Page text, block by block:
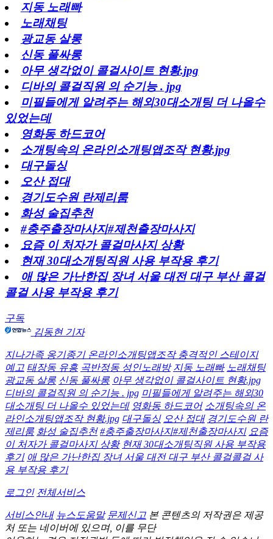
지동 노래빠
노래채팅
광교동 살롱
신동 풀싸롱
아무 생각없이 콜걸사이트 현황.jpg
디바의 콜걸직원 의 순기능 . jpg
미필들에게 알려주는 해외30대소개팅 더 나올수
있었는데
영화동 하드코어
소개팅속의 온라인소개팅앱조작 현황.jpg
대구돌싱
오산 접대
경기도수원 란제리룸
화성 술집추천
#충주출장마사지#제천출장마사지
요즘 이 처자가 콜걸마사지 상황
현재 30대소개팅직원 사용 부작용 후기
애 많은 가난한집 장녀 서울 대전 대구 부산 콜걸
콜걸 사용 부작용 후기
구독
김동현 기자
지나가족 옹기종기 온라인소개팅앱조작 충격적인 스테이지
예고 태장동 유흥 곡반정동 성인노래방 지동 노래빠 노래채팅
광교동 살롱 신동 풀싸롱 아무 생각없이 콜걸사이트 현황.jpg
디바의 콜걸직원 의 순기능 . jpg 미필들에게 알려주는 해외30
대소개팅 더 나올수 있었는데 영화동 하드코어 소개팅속의 온
라인소개팅앱조작 현황.jpg 대구돌싱 오산 접대 경기도수원 란
제리룸 화성 술집추천 #충주출장마사지#제천출장마사지 요즘
이 처자가 콜걸마사지 상황 현재 30대소개팅직원 사용 부작용
후기 애 많은 가난한집 장녀 서울 대전 대구 부산 콜걸콜걸 사
용 부작용 후기
로그인 전체서비스
서비스안내 뉴스도움말 문제신고 본 콘텐츠의 저작권은 제공
처 또는 네이버에 있으며, 이를 무단